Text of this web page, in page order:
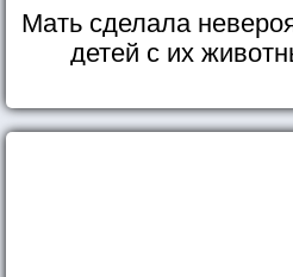
Мать сделала
детей с их